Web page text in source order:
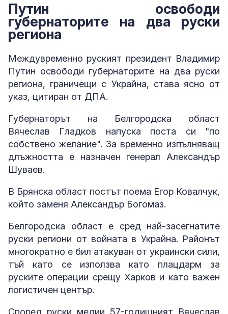
Путин освободи
губернаторите на два руски
региона
Междувременно руският президент Владимир
Путин освободи губернаторите на два руски
региона, граничещи с Украйна, става ясно от
указ, цитиран от ДПА.
Губернаторът на Белгородска област
Вячеслав Гладков напуска поста си "по
собствено желание". За временно изпълняващ
длъжността е назначен генерал Александър
Шуваев.
В Брянска област постът поема Егор Ковалчук,
който заменя Александър Богомаз.
Белгородска област е сред най-засегнатите
руски региони от войната в Украйна. Районът
многократно е бил атакуван от украински сили,
тъй като се използва като плацдарм за
руските операции срещу Харков и като важен
логистичен център.